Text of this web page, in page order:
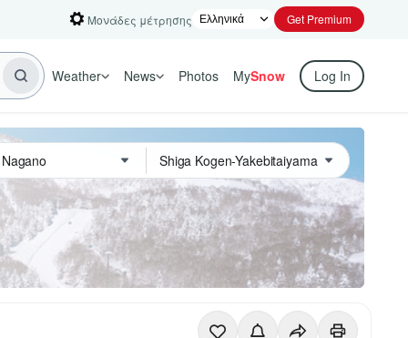
Μονάδες μέτρησης Get Premium
Weather News Photos MySnow Log In